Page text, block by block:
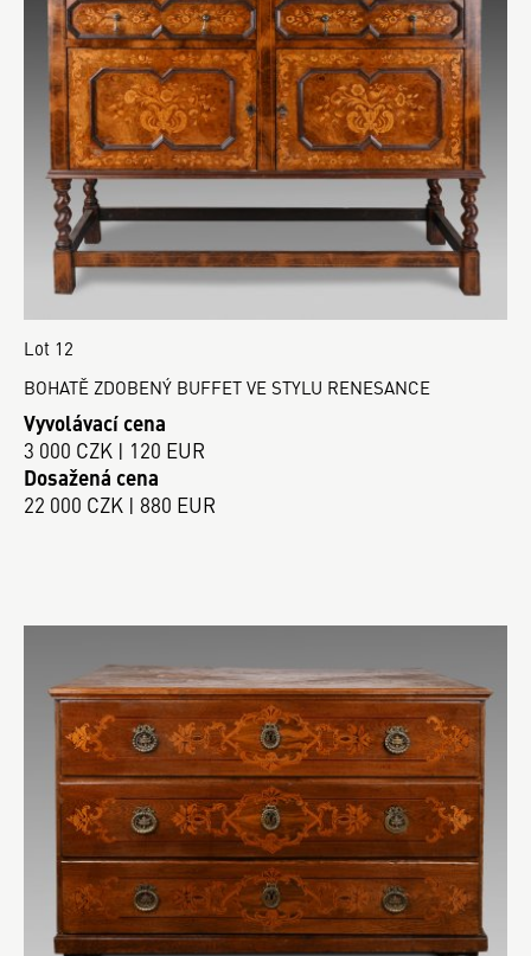
Lot 12
BOHATĚ ZDOBENÝ BUFFET VE STYLU RENESANCE
Vyvolávací cena
3 000 CZK | 120 EUR
Dosažená cena
22 000 CZK | 880 EUR